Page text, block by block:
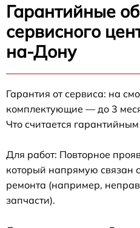
Гарантийные
сервисного
на-Дону
Гарантия от сервиса: на
комплектующие — до 3
Что считается
Для работ: Повторное
который напрямую связан
ремонта (например,
запчасти).